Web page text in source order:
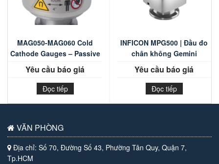
MAG050-MAG060 Cold
Cathode Gauges – Passive
Yêu cầu báo giá
Đọc tiếp
INFICON MPG500 | Đầu đo
chân không Gemini
Yêu cầu báo giá
Đọc tiếp
VĂN PHÒNG
Địa chỉ: Số 70, Đường Số 43, Phường Tân Quy, Quận 7,
Tp.HCM